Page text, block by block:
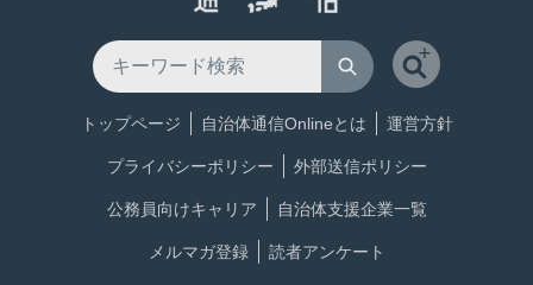
トップページ 自治体通信Onlineとは 運営方針
プライバシーポリシー 外部送信ポリシー
公務員向けキャリア 自治体支援企業一覧
メルマガ登録 読者アンケート